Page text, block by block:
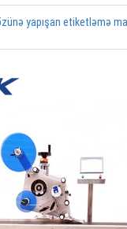
yapışan etiketləmə